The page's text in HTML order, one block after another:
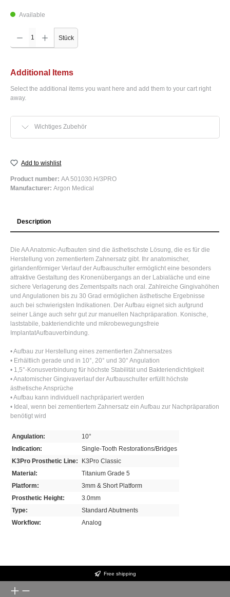
Available
Product Quantity: Enter the desired amount or use the buttons to increase or decrease the
Stück
Additional Items
Select the additional items you want here and add them to your cart right
away.
Wichtiges Zubehör
Add to wishlist
Product number: AA 501030.H/3PRO
Manufacturer: Argon Medical
Description
Die AA Anatomic-Aufbauten sind die ästhetischste Lösung, die es für die
Herstellung von zementiertem Zahnersatz gibt. Ihr anatomischer,
girlandenförmiger Verlauf der Aufbauschulter ermöglicht eine besonders
attraktive Gestaltung des Kronenübergangs an der Labialäche und eine
sichere Verlagerung des Zementspalts nach oral. Zahlreiche Gingivahöhen
und Angulationen bis zu 30 Grad ermöglichen ästhetische Ergebnisse
auch bei schwierigsten Indikationen. Der Aufbau eignet sich aufgrund
seiner Länge auch sehr gut zur manuellen Nachpräparation. Konische,
laststabile, bakteriendichte und mikrobewegungsfreie
ImplantatAufbauverbindung.
• Aufbau zur Herstellung eines zementierten Zahnersatzes
• Erhältlich gerade und in 10°, 20° und 30° Angulation
• 1,5°-Konusverbindung für höchste Stabilität und Bakteriendichtigkeit
• Anatomischer Gingivaverlauf der Aufbauschulter erfüllt höchste
ästhetische Ansprüche
• Aufbau kann individuell nachpräpariert werden
• Ideal, wenn bei zementiertem Zahnersatz ein Aufbau zur Nachpräparation
benötigt wird
Angulation:
10°
Indication:
Single-Tooth Restorations/Bridges
K3Pro Prosthetic Line:
K3Pro Classic
Material:
Titanium Grade 5
Platform:
3mm & Short Platform
Prosthetic Height:
3.0mm
Type:
Standard Abutments
Workflow:
Analog
Free shipping